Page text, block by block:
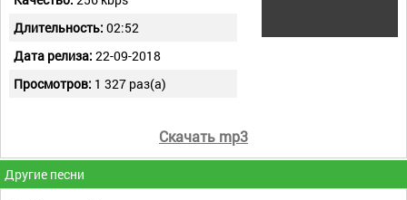
Длительность: 02:52
Дата релиза: 22-09-2018
Просмотров: 1 327 раз(а)
Скачать mp3
Другие песни